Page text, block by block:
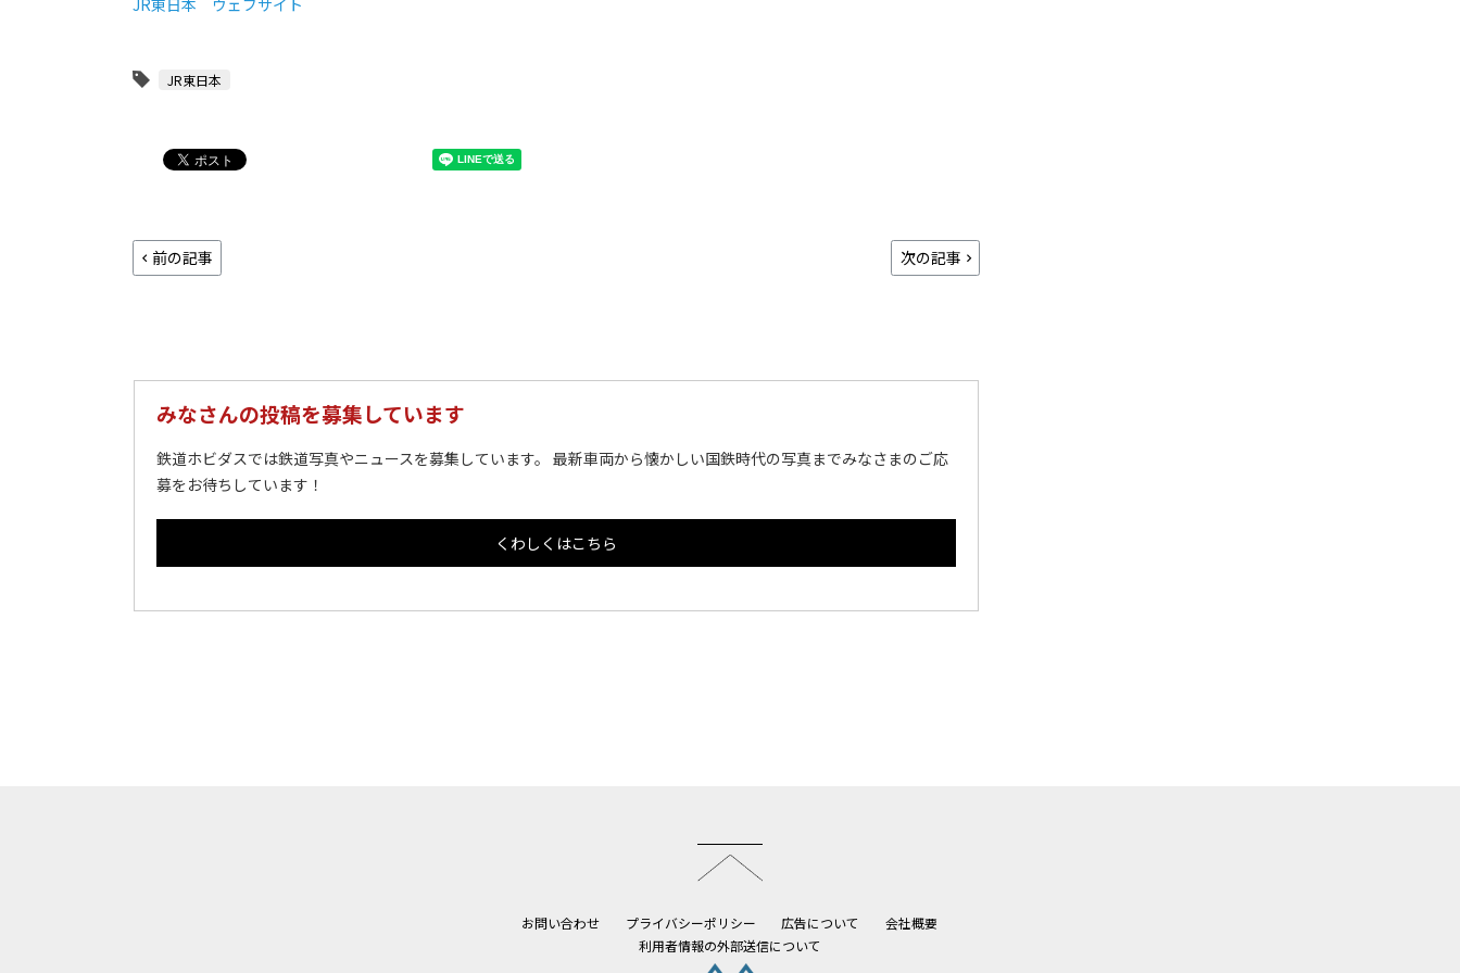
JR東日本 ウェブサイト
JR東日本
前の記事 次の記事
みなさんの投稿を募集しています
鉄道ホビダスでは鉄道写真やニュースを募集しています。 最新車両から懐かしい国鉄時代の写真までみなさまのご応
募をお待ちしています！
くわしくはこちら
お問い合わせ プライバシーポリシー 広告について
会社概要
利用者情報の外部送信について